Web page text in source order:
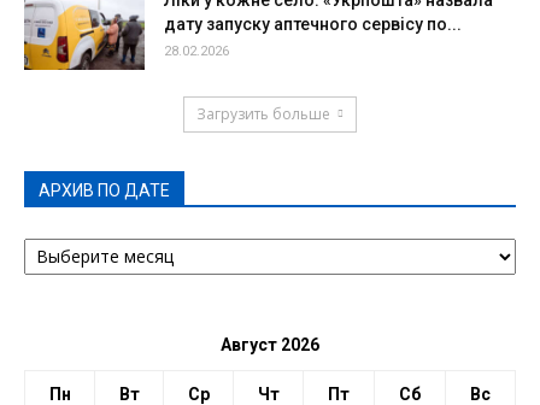
дату запуску аптечного сервісу по...
28.02.2026
Загрузить больше
АРХИВ ПО ДАТЕ
АРХИВ
ПО
Август 2026
Пн Вт Ср Чт Пт Сб Вс